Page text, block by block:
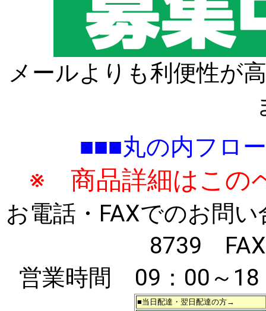
メールよりも利便性が
■■■丸の内フロ
※ 商品詳細はこの
お電話・FAXでのお問
8739 FAX
営業時間 09：00～
■当日配達・翌日配達の方→